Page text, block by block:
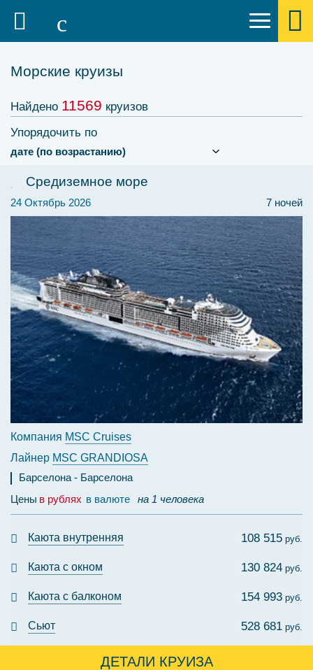
Морские круизы
Найдено 11569 круизов
Упорядочить по
Средиземное море
7 ночей
24 Октябрь 2026
Компания MSC Cruises
Лайнер MSC GRANDIOSA
Барселона
Барселона
Цены в рублях в валюте на 1 человека
Каюта внутренняя 108 515 руб.
Каюта с окном 130 824 руб.
Каюта с балконом 154 993 руб.
Сьют 528 681 руб.
ДЕТАЛИ КРУИЗА